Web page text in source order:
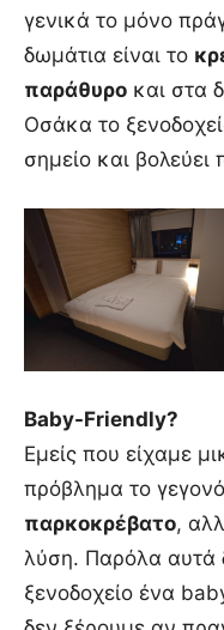
γενικά το μόνο
δωμάτια είναι το
παράθυρο και στα
Οσάκα το
σημείο και βολεύει
Baby-Friendly?
Εμείς που είχαμε
πρόβλημα το
παρκοκρέβατο,
λύση. Παρόλα αυτά
ξενοδοχείο ένα